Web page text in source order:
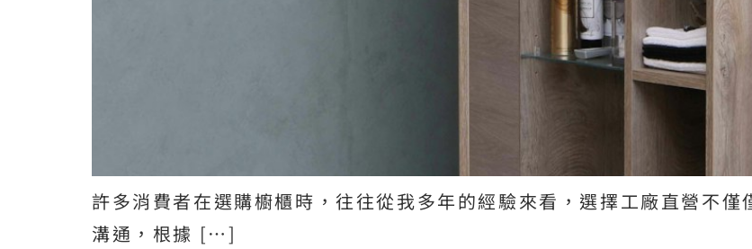
許多消費者在選購櫥櫃時，往往從我多年的經驗來看，選擇工廠直營不
溝通，根據 […]